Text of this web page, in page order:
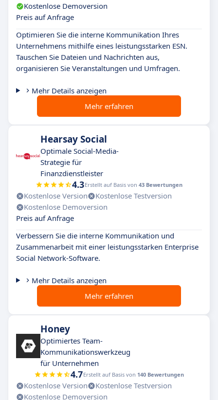
Kostenlose Demoversion
Preis auf Anfrage
Optimieren Sie die interne Kommunikation Ihres
Unternehmens mithilfe eines leistungsstarken ESN.
Tauschen Sie Dateien und Nachrichten aus,
organisieren Sie Veranstaltungen und Umfragen.
Mehr Details anzeigen
Mehr erfahren
Hearsay Social
Optimale Social-Media-
Strategie für
Finanzdienstleister
4.3Erstellt auf Basis von 43 Bewertungen
Kostenlose Version
Kostenlose Testversion
Kostenlose Demoversion
Preis auf Anfrage
Verbessern Sie die interne Kommunikation und
Zusammenarbeit mit einer leistungsstarken Enterprise
Social Network-Software.
Mehr Details anzeigen
Mehr erfahren
Honey
Optimiertes Team-
Kommunikationswerkzeug
für Unternehmen
4.7Erstellt auf Basis von 140 Bewertungen
Kostenlose Version
Kostenlose Testversion
Kostenlose Demoversion